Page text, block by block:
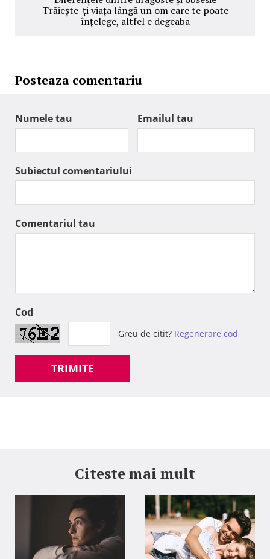
Trăiește-ți viața lângă un om care te poate
înțelege, altfel e degeaba
Posteaza comentariu
Numele tau Emailul tau
Subiectul comentariului
Comentariul tau
Cod
Greu de citit? Regenerare cod
TRIMITE
Citeste mai mult